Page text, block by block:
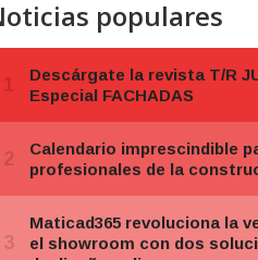
populares